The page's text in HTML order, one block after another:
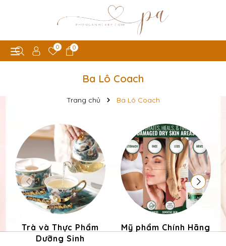
0 0
Ba Lô Coach
Trang chủ Ba Lô Coach
Trà và Thực Phẩm
Dưỡng Sinh
Mỹ phẩm Chính Hãng